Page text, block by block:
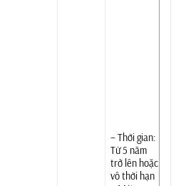
– Thời gian:
Từ 5 năm
trở lên hoặc
vô thời hạn